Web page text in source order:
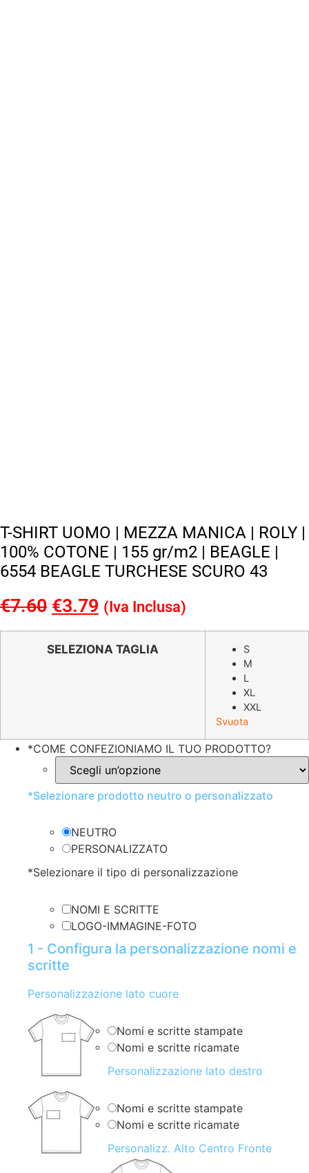
T-SHIRT UOMO | MEZZA MANICA | ROLY |
100% COTONE | 155 gr/m2 | BEAGLE |
6554 BEAGLE TURCHESE SCURO 43
€7.60 Il
prezzo
originale
€3.79 Il
prezzo
attuale
(Iva Inclusa)
SELEZIONA TAGLIA
S
M
L
XL
XXL
Svuota
*COME CONFEZIONIAMO IL TUO PRODOTTO?
*Selezionare prodotto neutro o personalizzato
NEUTRO
PERSONALIZZATO
*Selezionare il tipo di personalizzazione
NOMI E SCRITTE
LOGO-IMMAGINE-FOTO
1 - Configura la personalizzazione nomi e
scritte
Personalizzazione lato cuore
Nomi e scritte stampate
Nomi e scritte ricamate
Personalizzazione lato destro
Nomi e scritte stampate
Nomi e scritte ricamate
Personalizz. Alto Centro Fronte